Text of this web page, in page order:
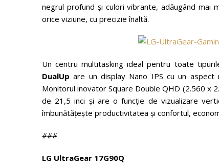
negrul profund și culori vibrante, adăugând mai
orice viziune, cu precizie înaltă.
Un centru multitasking ideal pentru toate
DualUp are un display Nano IPS cu un
Monitorul inovator Square Double QHD (2.560 x
de 21,5 inci și are o funcție de vizualizare
îmbunătățește productivitatea și confortul,
###
LG UltraGear 17G90Q